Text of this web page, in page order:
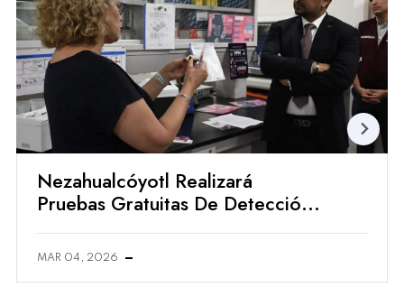
Nezahualcóyotl Realizará
Pruebas Gratuitas De Detección
De VPH Desarrolladas Por La
UNAM
MAR 04, 2026